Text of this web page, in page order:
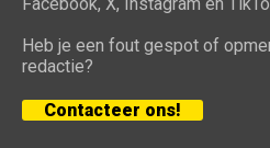
Heb je een fout gespot of
redactie?
Contacteer ons!